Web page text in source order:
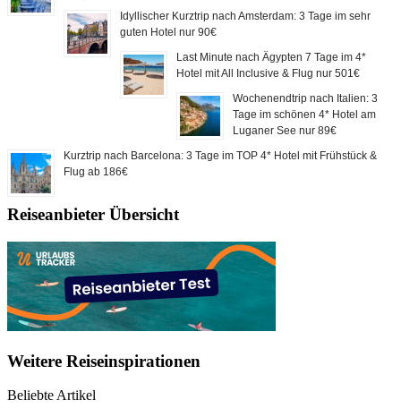
Idyllischer Kurztrip nach Amsterdam: 3 Tage im sehr
guten Hotel nur 90€
Last Minute nach Ägypten 7 Tage im 4*
Hotel mit All Inclusive & Flug nur 501€
Wochenendtrip nach Italien: 3
Tage im schönen 4* Hotel am
Luganer See nur 89€
Kurztrip nach Barcelona: 3 Tage im TOP 4* Hotel mit Frühstück &
Flug ab 186€
Reiseanbieter Übersicht
Weitere Reiseinspirationen
Beliebte Artikel